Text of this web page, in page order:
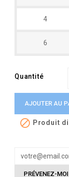
4
6
Quantité
AJOUTER AU
 Produit
PRÉVENEZ-